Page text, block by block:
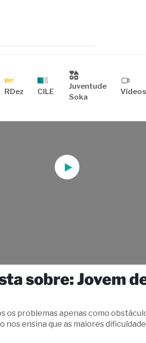
RDez CILE
Juventude
Soka
Vídeos
sobre: Jovem
os problemas apenas como
nos ensina que as maiores